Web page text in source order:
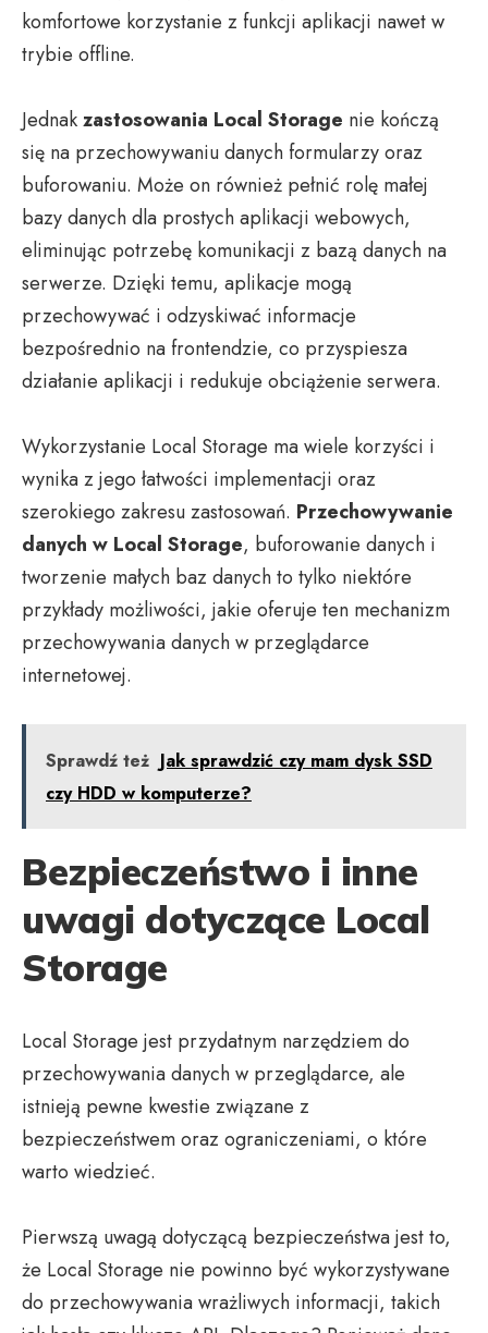
komfortowe korzystanie z funkcji aplikacji nawet w
trybie offline.
Jednakzastosowania Local Storage nie kończą
się na przechowywaniu danych formularzy oraz
buforowaniu. Może on również pełnić rolę małej
bazy danych dla prostych aplikacji webowych,
eliminując potrzebę komunikacji z bazą danych na
serwerze. Dzięki temu, aplikacje mogą
przechowywać i odzyskiwać informacje
bezpośrednio na frontendzie, co przyspiesza
działanie aplikacji i redukuje obciążenie serwera.
Wykorzystanie Local Storage ma wiele korzyści i
wynika z jego łatwości implementacji oraz
szerokiego zakresu zastosowań. Przechowywanie
danych w Local Storage, buforowanie danych i
tworzenie małych baz danych to tylko niektóre
przykłady możliwości, jakie oferuje ten mechanizm
przechowywania danych w przeglądarce
internetowej.
Sprawdź też Jak sprawdzić czy mam dysk SSD
czy HDD w komputerze?
Bezpieczeństwo i inne
uwagi dotyczące Local
Storage
Local Storage jest przydatnym narzędziem do
przechowywania danych w przeglądarce, ale
istnieją pewne kwestie związane z
bezpieczeństwem oraz ograniczeniami, o które
warto wiedzieć.
Pierwszą uwagą dotyczącą bezpieczeństwa jest to,
że Local Storage nie powinno być wykorzystywane
do przechowywania wrażliwych informacji, takich